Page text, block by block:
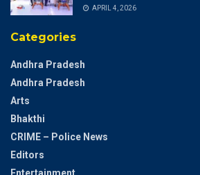
APRIL 4, 2026
Categories
Andhra Pradesh
Andhra Pradesh
Arts
Bhakthi
CRIME – Police News
Editors
Entertainment